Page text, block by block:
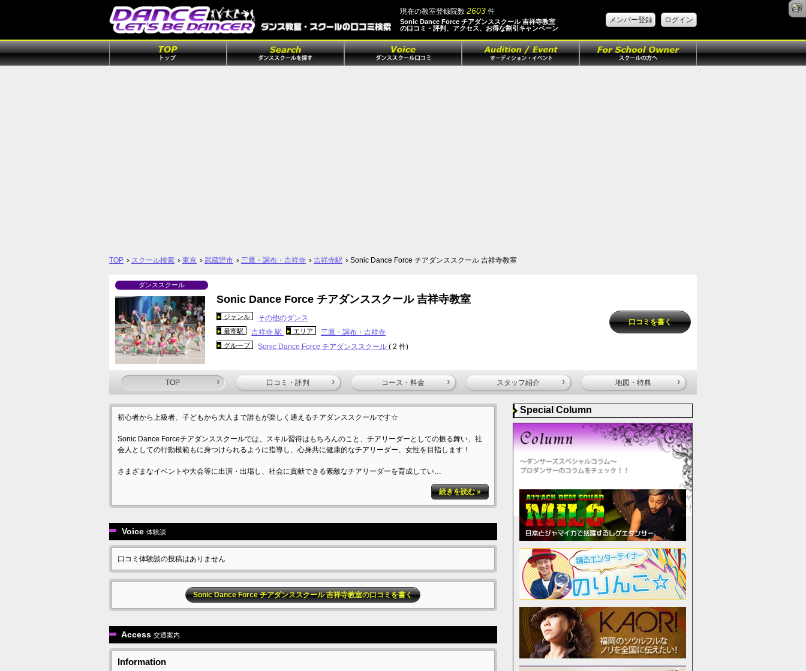
現在の教室登録院数 2603件
Sonic Dance Force チアダンススクール 吉祥寺教室
の口コミ・評判、アクセス、お得な割引キャンペーン
メンバー登録 ログイン
TOP スクール検索 東京 武蔵野市 三鷹・調布・吉祥寺 吉祥寺駅 Sonic Dance Force チアダンススクール 吉祥寺教室
ダンススクール
Sonic Dance Force チアダンススクール 吉祥寺教室
ジャンル その他のダンス
最寄駅 吉祥寺 駅 エリア 三鷹・調布・吉祥寺
グループ Sonic Dance Force チアダンススクール( 2 件)
口コミを書く
TOP 口コミ・評判 コース・料金 スタッフ紹介 地図・特典
初心者から上級者、子どもから大人まで誰もが楽しく通えるチアダンススクールです☆
Sonic Dance Forceチアダンススクールでは、スキル習得はもちろんのこと、チアリーダーとしての振る舞い、社
会人としての行動模範もに身つけられるように指導し、心身共に健康的なチアリーダー、女性を目指します！
さまざまなイベントや大会等に出演・出場し、社会に貢献できる素敵なチアリーダーを育成してい…
続きを読む »
Voice 体験談
口コミ体験談の投稿はありません
Sonic Dance Force チアダンススクール 吉祥寺教室の口コミを書く
Access 交通案内
Information
Special Column